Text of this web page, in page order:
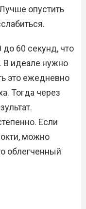
опустить
60 секунд, что
В идеале нужно
это ежедневно
Тогда через
Если
можно
облегченный